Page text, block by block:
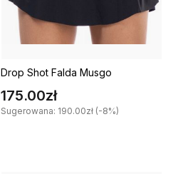
Drop Shot Falda Musgo
175.00zł
Sugerowana: 190.00zł (-8%)